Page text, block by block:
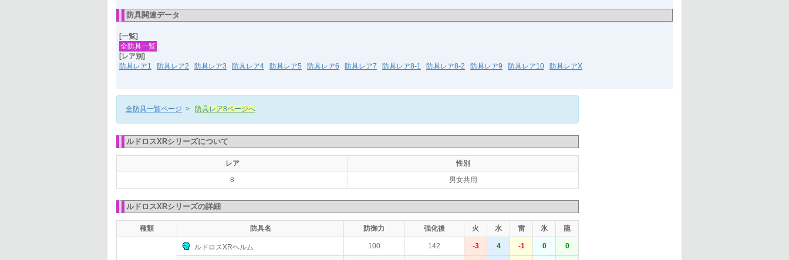
防具関連データ
[一覧]
全防具一覧
[レア別]
防具レア1
防具レア2 防具レア3 防具レア4 防具レア5 防具レア6 防具レア7 防具レア8-1 防具レア8-2 防具レア9 防具レア10 防具レアX
全防具一覧ページ > 防具レア8ページへ
ルドロスXRシリーズについて
レア
性別
8
男女共用
ルドロスXRシリーズの詳細
種類 防具名 防御力 強化後 火 水 雷 氷 龍
ルドロスXRヘルム 100 142 -3 4 -1 0 0